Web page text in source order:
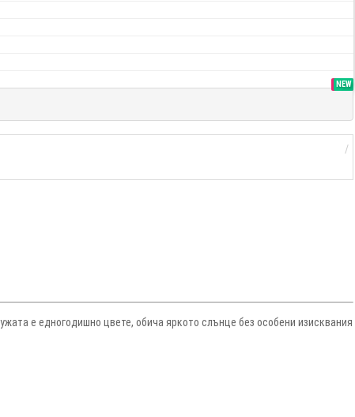
SALE
NEW
е едногодишно цвете, обича яркото слънце без особени изисквания